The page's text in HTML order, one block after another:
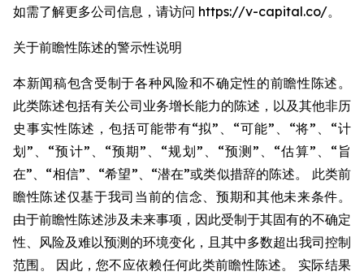
如需了解更多公司信息，请访问 https://v-capital.co/。
关于前瞻性陈述的警示性说明
本新闻稿包含受制于各种风险和不确定性的前瞻性陈述。
此类陈述包括有关公司业务增长能力的陈述，以及其他非历
史事实性陈述，包括可能带有“拟”、“可能”、“将”、“计
划”、“预计”、“预期”、“规划”、“预测”、“估算”、“旨
在”、“相信”、“希望”、“潜在”或类似措辞的陈述。 此类前
瞻性陈述仅基于我司当前的信念、预期和其他未来条件。
由于前瞻性陈述涉及未来事项，因此受制于其固有的不确定
性、风险及难以预测的环境变化，且其中多数超出我司控制
范围。 因此，您不应依赖任何此类前瞻性陈述。 实际结果